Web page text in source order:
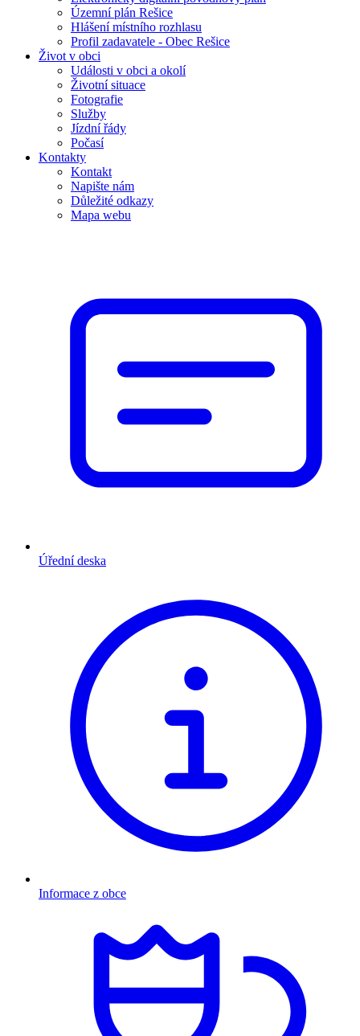
Územní plán Rešice
Hlášení místního rozhlasu
Profil zadavatele - Obec Rešice
Život v obci
Události v obci a okolí
Životní situace
Fotografie
Služby
Jízdní řády
Počasí
Kontakty
Kontakt
Napište nám
Důležité odkazy
Mapa webu
Úřední deska
Informace z obce